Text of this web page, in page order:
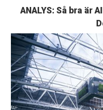
ANALYS: Så bra är